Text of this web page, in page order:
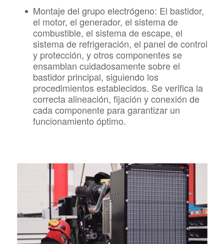
Montaje del grupo electrógeno: El bastidor,
el motor, el generador, el sistema de
combustible, el sistema de escape, el
sistema de refrigeración, el panel de control
y protección, y otros componentes se
ensamblan cuidadosamente sobre el
bastidor principal, siguiendo los
procedimientos establecidos. Se verifica la
correcta alineación, fijación y conexión de
cada componente para garantizar un
funcionamiento óptimo.